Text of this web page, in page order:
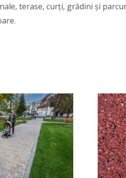
terase, curți, grădini și